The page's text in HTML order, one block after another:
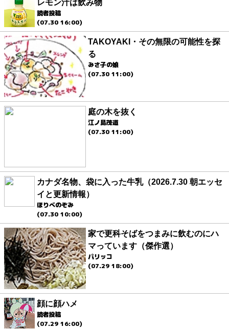
レモン汁は飲み物
読者投稿
(07.30 16:00)
TAKOYAKI・その無限の可能性を探
る
みさ子の娘
(07.30 11:00)
庭の木を抜く
江ノ島茂道
(07.30 11:00)
カナダ名物、袋に入った牛乳（2026.7.30 朝エッセ
イと更新情報）
ほりべのぞみ
(07.30 10:00)
家で更科そばをつまみに飲むのにハ
マっています（傑作選）
パリッコ
(07.29 18:00)
顔に顔ハメ
読者投稿
(07.29 16:00)